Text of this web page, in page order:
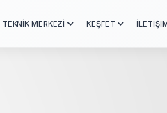
TEKNİK MERKEZİ KEŞFET